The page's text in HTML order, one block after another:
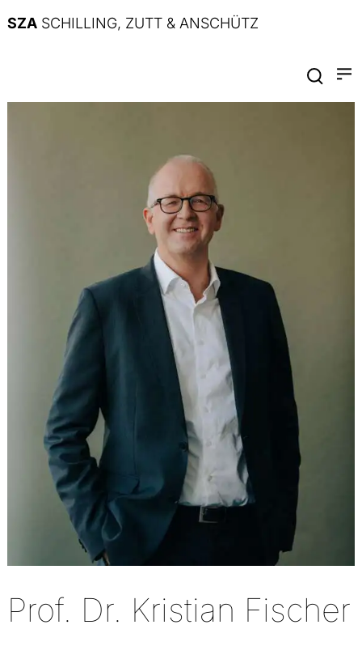
SZA SCHILLING, ZUTT & ANSCHÜTZ
Prof. Dr. Kristian Fischer